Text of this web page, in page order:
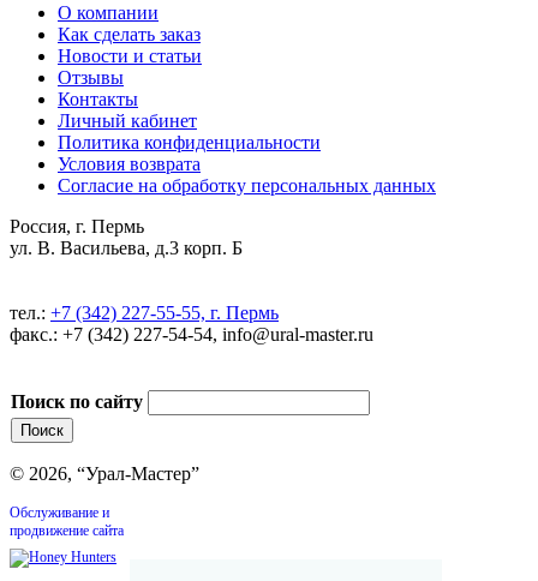
О компании
Как сделать заказ
Новости и статьи
Отзывы
Контакты
Личный кабинет
Политика конфиденциальности
Условия возврата
Согласие на обработку персональных данных
Россия, г. Пермь
ул. В. Васильева, д.3 корп. Б
тел.: +7 (342) 227-55-55, г. Пермь
факс.: +7 (342) 227-54-54, info@ural-master.ru
Поиск по сайту
© 2026, “Урал-Мастер”
Обслуживание и
продвижение сайта